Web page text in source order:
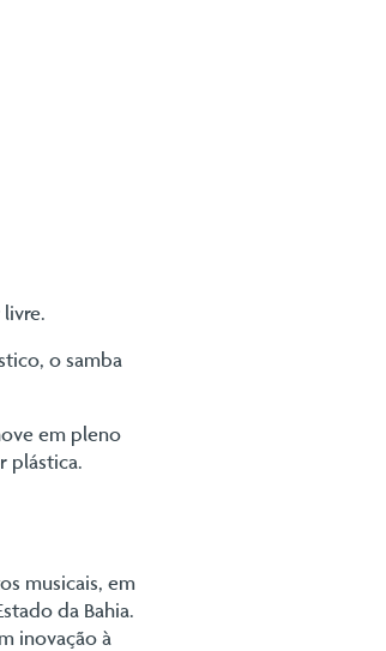
o samba
em pleno
plástica.
musicais, em
da Bahia.
inovação à